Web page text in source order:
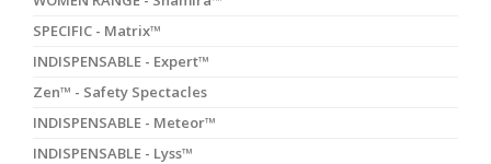
SPECIFIC - Matrix™
INDISPENSABLE - Expert™
Zen™ - Safety Spectacles
INDISPENSABLE - Meteor™
INDISPENSABLE - Lyss™